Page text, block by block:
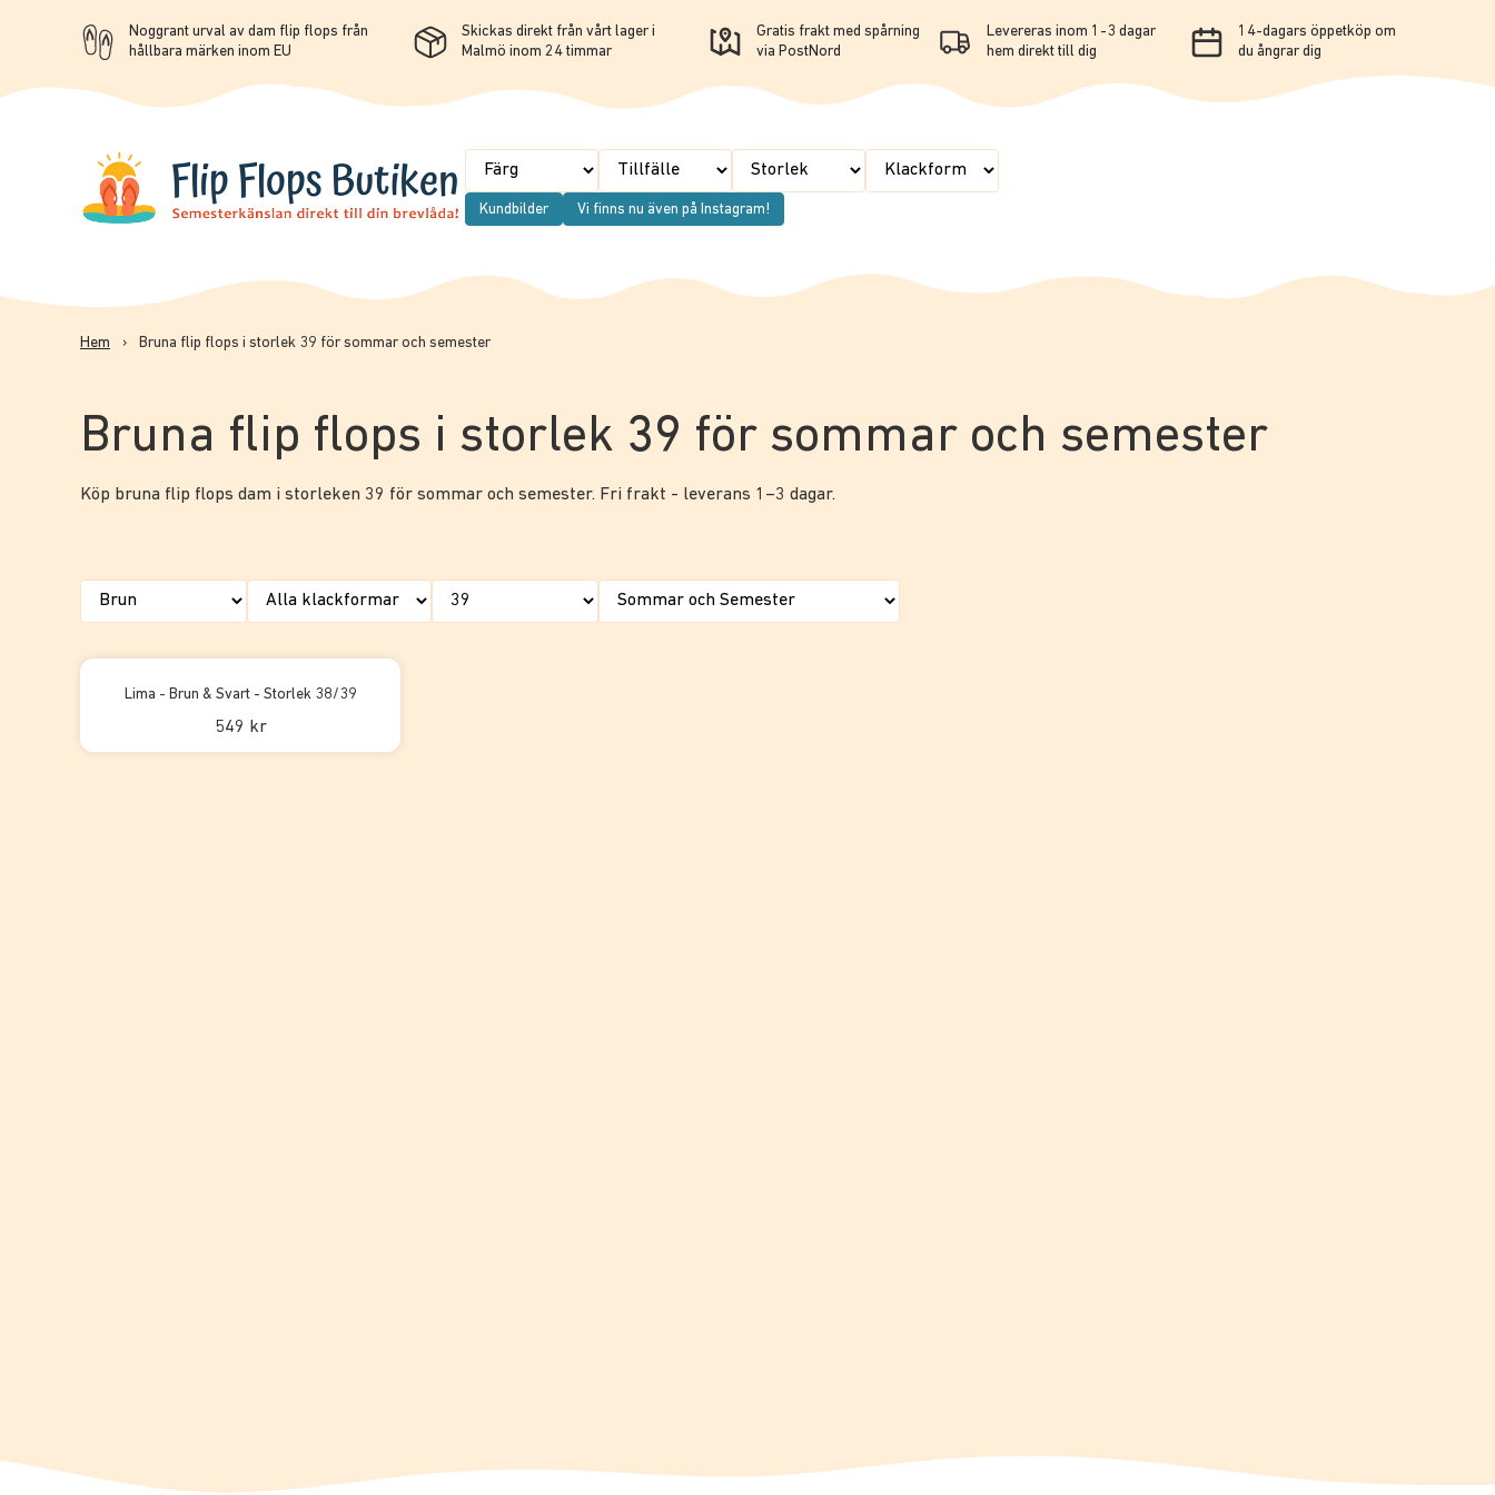
Noggrant urval av dam flip flops från
hållbara märken inom EU
Skickas direkt från vårt lager i
Malmö inom 24 timmar
Gratis frakt med spårning
via PostNord
Levereras inom 1-3 dagar
hem direkt till dig
14-dagars öppetköp om
du ångrar dig
Kundbilder Vi finns nu även på Instagram!
Hem › Bruna flip flops i storlek 39 för sommar och semester
Bruna flip flops i storlek 39 för sommar och semester
Köp bruna flip flops dam i storleken 39 för sommar och semester. Fri frakt - leverans 1–3 dagar.
Lima - Brun & Svart - Storlek 38/39
549 kr